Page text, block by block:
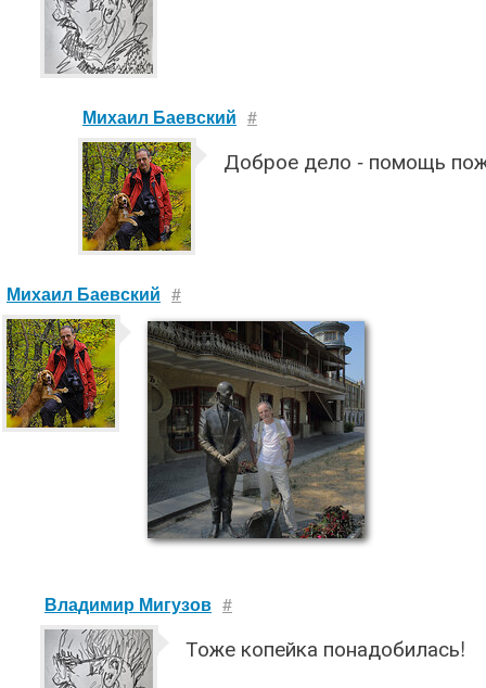
Михаил Баевский #
Доброе дело - помощь
Михаил Баевский #
Владимир Мигузов #
Тоже копейка понадобилась!